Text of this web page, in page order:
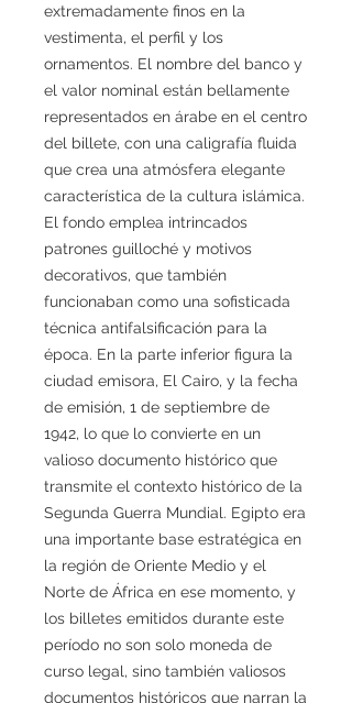
extremadamente finos en la
vestimenta, el perfil y los
ornamentos. El nombre del banco y
el valor nominal están bellamente
representados en árabe en el centro
del billete, con una caligrafía fluida
que crea una atmósfera elegante
característica de la cultura islámica.
El fondo emplea intrincados
patrones guilloché y motivos
decorativos, que también
funcionaban como una sofisticada
técnica antifalsificación para la
época. En la parte inferior figura la
ciudad emisora, El Cairo, y la fecha
de emisión, 1 de septiembre de
1942, lo que lo convierte en un
valioso documento histórico que
transmite el contexto histórico de la
Segunda Guerra Mundial. Egipto era
una importante base estratégica en
la región de Oriente Medio y el
Norte de África en ese momento, y
los billetes emitidos durante este
período no son solo moneda de
curso legal, sino también valiosos
documentos históricos que narran la